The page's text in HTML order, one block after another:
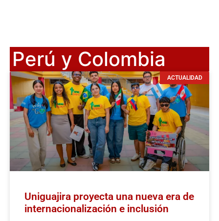
Perú y Colombia
ACTUALIDAD
Uniguajira proyecta una nueva era de
internacionalización e inclusión